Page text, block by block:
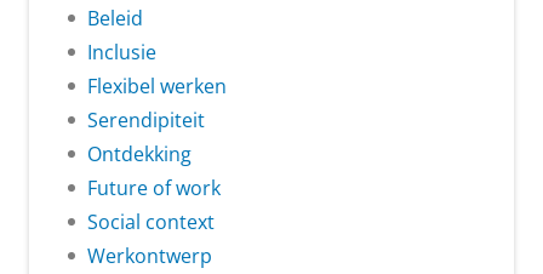
Beleid
Inclusie
Flexibel werken
Serendipiteit
Ontdekking
Future of work
Social context
Werkontwerp